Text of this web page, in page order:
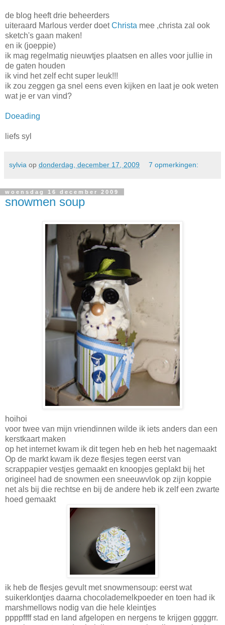
de blog heeft drie beheerders
uiteraard Marlous verder doetChrista mee ,christa zal ook
sketch's gaan maken!
en ik (joeppie)
ik mag regelmatig nieuwtjes plaatsen en alles voor jullie in
de gaten houden
ik vind het zelf echt super leuk!!!
ik zou zeggen ga snel eens even kijken en laat je ook weten
wat je er van vind?
Doeading
liefs syl
sylvia op donderdag, december 17, 2009 7 opmerkingen:
woensdag 16 december 2009
snowmen soup
hoihoi
voor twee van mijn vriendinnen wilde ik iets anders dan een
kerstkaart maken
op het internet kwam ik dit tegen heb en heb het nagemaakt
Op de markt kwam ik deze flesjes tegen eerst van
scrappapier vestjes gemaakt en knoopjes geplakt bij het
origineel had de snowmen een sneeuwvlok op zijn koppie
net als bij die rechtse en bij de andere heb ik zelf een zwarte
hoed gemaakt
ik heb de flesjes gevult met snowmensoup: eerst wat
suikerklontjes daarna chocolademelkpoeder en toen had ik
marshmellows nodig van die hele kleintjes
ppppffff stad en land afgelopen en nergens te krijgen ggggrr.